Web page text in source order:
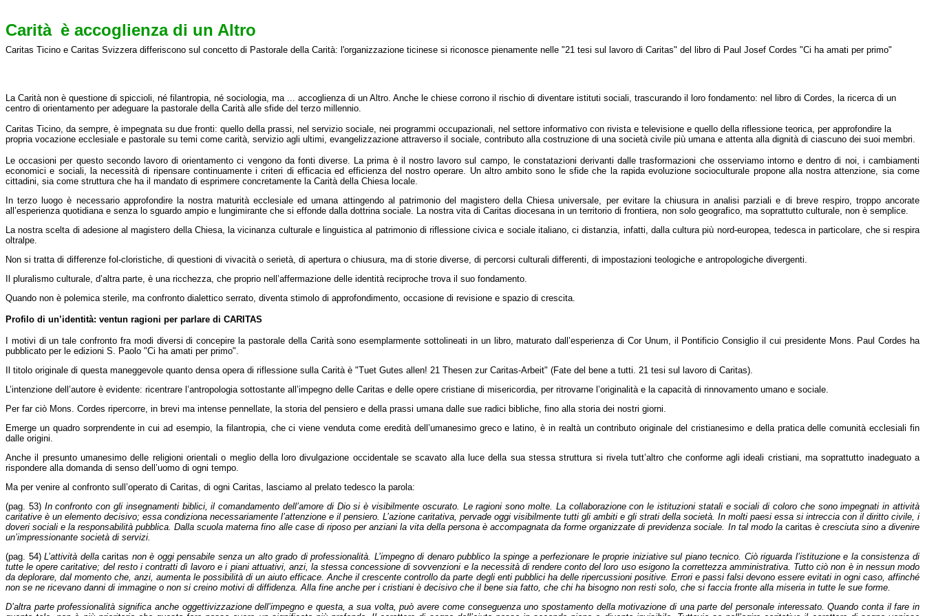
Carità è accoglienza di un Altro
Caritas Ticino e Caritas Svizzera differiscono sul concetto di Pastorale della Carità: l'organizzazione ticinese si riconosce pienamente nelle "21 tesi sul lavoro di Caritas" del libro di Paul Josef Cordes "Ci ha amati per primo"
La Carità non è questione di spiccioli, né filantropia, né sociologia, ma ... accoglienza di un Altro. Anche le chiese corrono il rischio di diventare istituti sociali, trascurando il loro fondamento: nel libro di Cordes, la ricerca di un
centro di orientamento per adeguare la pastorale della Carità alle sfide del terzo millennio.
Caritas Ticino, da sempre, è impegnata su due fronti: quello della prassi, nel servizio sociale, nei programmi occupazionali, nel settore informativo con rivista e televisione e quello della riflessione teorica, per approfondire la
propria vocazione ecclesiale e pastorale su temi come carità, servizio agli ultimi, evangelizzazione attraverso il sociale, contributo alla costruzione di una società civile più umana e attenta alla dignità di ciascuno dei suoi membri.
Le occasioni per questo secondo lavoro di orientamento ci vengono da fonti diverse. La prima è il nostro lavoro sul campo, le constatazioni derivanti dalle trasformazioni che osserviamo intorno e dentro di noi, i cambiamenti
economici e sociali, la necessità di ripensare continuamente i criteri di efficacia ed efficienza del nostro operare. Un altro ambito sono le sfide che la rapida evoluzione socioculturale propone alla nostra attenzione, sia come
cittadini, sia come struttura che ha il mandato di esprimere concretamente la Carità della Chiesa locale.
In terzo luogo è necessario approfondire la nostra maturità ecclesiale ed umana attingendo al patrimonio del magistero della Chiesa universale, per evitare la chiusura in analisi parziali e di breve respiro, troppo ancorate
all’esperienza quotidiana e senza lo sguardo ampio e lungimirante che si effonde dalla dottrina sociale. La nostra vita di Caritas diocesana in un territorio di frontiera, non solo geografico, ma soprattutto culturale, non è semplice.
La nostra scelta di adesione al magistero della Chiesa, la vicinanza culturale e linguistica al patrimonio di riflessione civica e sociale italiano, ci distanzia, infatti, dalla cultura più nord-europea, tedesca in particolare, che si respira
oltralpe.
Non si tratta di differenze fol-cloristiche, di questioni di vivacità o serietà, di apertura o chiusura, ma di storie diverse, di percorsi culturali differenti, di impostazioni teologiche e antropologiche divergenti.
Il pluralismo culturale, d’altra parte, è una ricchezza, che proprio nell’affermazione delle identità reciproche trova il suo fondamento.
Quando non è polemica sterile, ma confronto dialettico serrato, diventa stimolo di approfondimento, occasione di revisione e spazio di crescita.
Profilo di un’identità: ventun ragioni per parlare di CARITAS
I motivi di un tale confronto fra modi diversi di concepire la pastorale della Carità sono esemplarmente sottolineati in un libro, maturato dall’esperienza di Cor Unum, il Pontificio Consiglio il cui presidente Mons. Paul Cordes ha
pubblicato per le edizioni S. Paolo "Ci ha amati per primo".
Il titolo originale di questa maneggevole quanto densa opera di riflessione sulla Carità è "Tuet Gutes allen! 21 Thesen zur Caritas-Arbeit" (Fate del bene a tutti. 21 tesi sul lavoro di Caritas).
L’intenzione dell’autore è evidente: ricentrare l’antropologia sottostante all’impegno delle Caritas e delle opere cristiane di misericordia, per ritrovarne l’originalità e la capacità di rinnovamento umano e sociale.
Per far ciò Mons. Cordes ripercorre, in brevi ma intense pennellate, la storia del pensiero e della prassi umana dalle sue radici bibliche, fino alla storia dei nostri giorni.
Emerge un quadro sorprendente in cui ad esempio, la filantropia, che ci viene venduta come eredità dell’umanesimo greco e latino, è in realtà un contributo originale del cristianesimo e della pratica delle comunità ecclesiali fin
dalle origini.
Anche il presunto umanesimo delle religioni orientali o meglio della loro divulgazione occidentale se scavato alla luce della sua stessa struttura si rivela tutt’altro che conforme agli ideali cristiani, ma soprattutto inadeguato a
rispondere alla domanda di senso dell’uomo di ogni tempo.
Ma per venire al confronto sull’operato di Caritas, di ogni Caritas, lasciamo al prelato tedesco la parola:
(pag. 53) In confronto con gli insegnamenti biblici, il comandamento dell’amore di Dio si è visibilmente oscurato. Le ragioni sono molte. La collaborazione con le istituzioni statali e sociali di coloro che sono impegnati in attività
caritative è un elemento decisivo; essa condiziona necessariamente l’attenzione e il pensiero. L’azione caritativa, pervade oggi visibilmente tutti gli ambiti e gli strati della società. In molti paesi essa si intreccia con il diritto civile, i
doveri sociali e la responsabilità pubblica. Dalla scuola materna fino alle case di riposo per anziani la vita della persona è accompagnata da forme organizzate di previdenza sociale. In tal modo la caritas è cresciuta sino a divenire
un’impressionante società di servizi.
(pag. 54)L’attività dellacaritas non è oggi pensabile senza un alto grado di professionalità. L’impegno di denaro pubblico la spinge a perfezionare le proprie iniziative sul piano tecnico. Ciò riguarda l’istituzione e la consistenza di
tutte le opere caritative; del resto i contratti dì lavoro e i piani attuativi, anzi, la stessa concessione di sovvenzioni e la necessità di rendere conto del loro uso esigono la correttezza amministrativa. Tutto ciò non è in nessun modo
da deplorare, dal momento che, anzi, aumenta le possibilità di un aiuto efficace. Anche il crescente controllo da parte degli enti pubblici ha delle ripercussioni positive. Errori e passi falsi devono essere evitati in ogni caso, affinché
non se ne ricevano danni di immagine o non si creino motivi di diffidenza. Alla fine anche per i cristiani è decisivo che il bene sia fatto, che chi ha bisogno non resti solo, che si faccia fronte alla miseria in tutte le sue forme.
D’altra parte professionalità significa anche oggettivizzazione dell’impegno e questa, a sua volta, può avere come conseguenza uno spostamento della motivazione di una parte del personale interessato. Quando conta il fare in